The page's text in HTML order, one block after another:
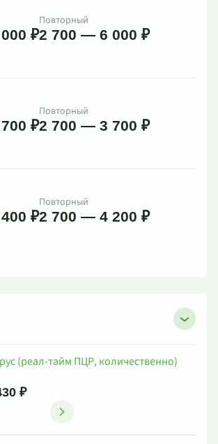
₽
Повторный
2 700 — 6 000 ₽
₽
Повторный
2 700 — 3 700 ₽
₽
Повторный
2 700 — 4 200 ₽
(реал-тайм ПЦР, количественно)
₽